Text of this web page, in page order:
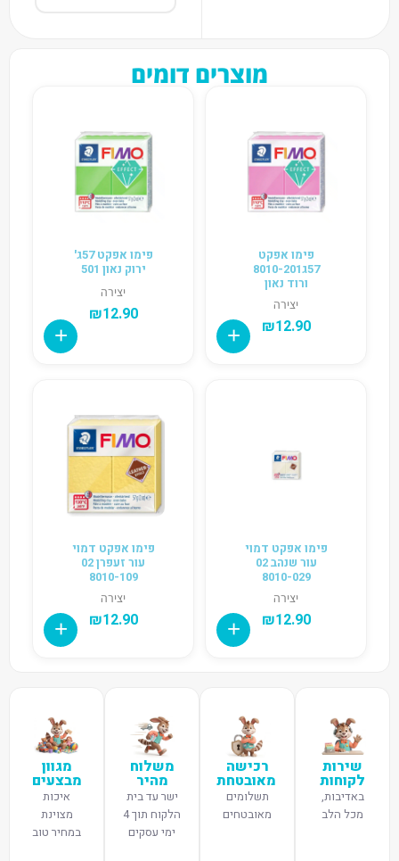
מוצרים דומים
פימו אפקט
57ג8010-201
ורוד נאון
יצירה
₪12.90
פימו אפקט 57ג'
ירוק נאון 501
יצירה
₪12.90
פימו אפקט דמוי
עור שנהב 02
8010-029
יצירה
₪12.90
פימו אפקט דמוי
עור זעפרן 02
8010-109
יצירה
₪12.90
שירות
לקוחות
באדיבות,
מכל הלב
רכישה
מאובטחת
תשלומים
מאובטחים
משלוח
מהיר
ישר עד בית
הלקוח תוך 4
ימי עסקים
מגוון
מבצעים
איכות
מצוינת
במחיר טוב